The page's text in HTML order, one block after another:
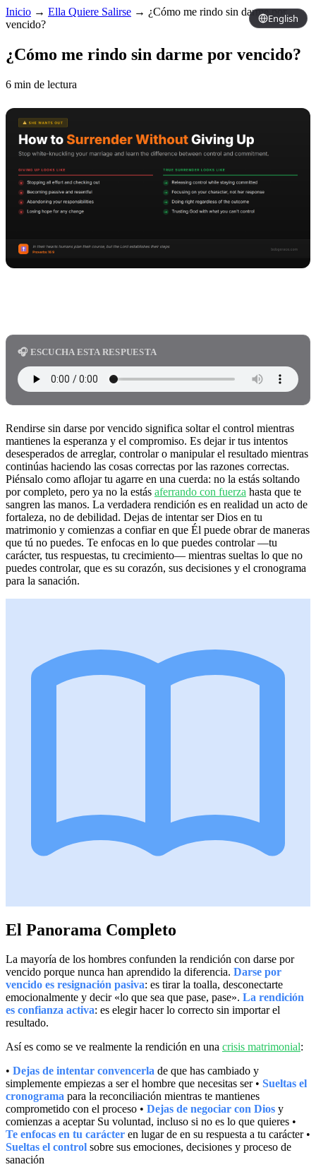
English
Inicio → Ella Quiere Salirse → ¿Cómo me rindo sin darme por
vencido?
¿Cómo me rindo sin darme por vencido?
6 min de lectura
🎧 ESCUCHA ESTA RESPUESTA
Rendirse sin darse por vencido significa soltar el control mientras
mantienes la esperanza y el compromiso. Es dejar ir tus intentos
desesperados de arreglar, controlar o manipular el resultado mientras
continúas haciendo las cosas correctas por las razones correctas.
Piénsalo como aflojar tu agarre en una cuerda: no la estás soltando
por completo, pero ya no la estás aferrando con fuerza hasta que te
sangren las manos. La verdadera rendición es en realidad un acto de
fortaleza, no de debilidad. Dejas de intentar ser Dios en tu
matrimonio y comienzas a confiar en que Él puede obrar de maneras
que tú no puedes. Te enfocas en lo que puedes controlar —tu
carácter, tus respuestas, tu crecimiento— mientras sueltas lo que no
puedes controlar, que es su corazón, sus decisiones y el cronograma
para la sanación.
El Panorama Completo
La mayoría de los hombres confunden la rendición con darse por
vencido porque nunca han aprendido la diferencia. Darse por
vencido es resignación pasiva: es tirar la toalla, desconectarte
emocionalmente y decir «lo que sea que pase, pase». La rendición
es confianza activa: es elegir hacer lo correcto sin importar el
resultado.
Así es como se ve realmente la rendición en una crisis matrimonial:
• Dejas de intentar convencerla de que has cambiado y
simplemente empiezas a ser el hombre que necesitas ser • Sueltas el
cronograma para la reconciliación mientras te mantienes
comprometido con el proceso • Dejas de negociar con Dios y
comienzas a aceptar Su voluntad, incluso si no es lo que quieres •
Te enfocas en tu carácter en lugar de en su respuesta a tu carácter •
Sueltas el control sobre sus emociones, decisiones y proceso de
sanación